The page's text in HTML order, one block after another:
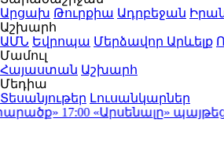
Արցախ Թուրքիա Ադրբեջան
Աշխարհ
ԱՄՆ Եվրոպա Մերձավոր Արևելք
Մամուլ
Հայաստան Աշխարհ
Մեդիա
Տեսանյութեր Լուսանկարներ
17:00«Արսենալը» պայթեցրեց